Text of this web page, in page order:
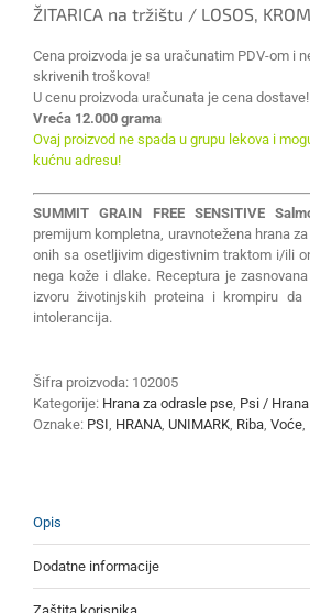
ŽITARICA na tržištu / LOSOS,
Cena proizvoda je sa uračunatim PDV-om i
skrivenih troškova!
U cenu proizvoda uračunata je cena dostave!
Vreća 12.000 grama
Ovaj proizvod ne spada u grupu lekova i
kućnu adresu!
SUMMIT GRAIN FREE SENSITIVE
premijum kompletna, uravnotežena hrana
onih sa osetljivim digestivnim traktom i/ili
nega kože i dlake. Receptura je
izvoru životinjskih proteina i krompiru
intolerancija.
Šifra proizvoda: 102005
Kategorije: Hrana za odrasle pse Psi /
Oznake: PSI HRANA UNIMARK Riba Voće
Opis
Dodatne informacije